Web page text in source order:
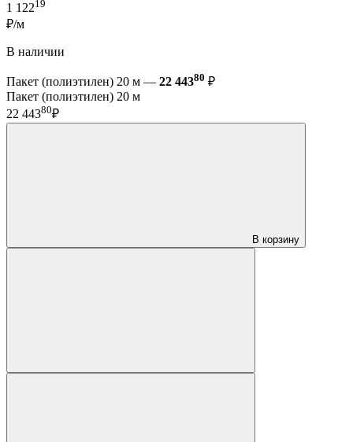
1 12219
₽/м
В наличии
Пакет (полиэтилен) 20 м — 22 44380 ₽
Пакет (полиэтилен) 20 м
22 44380₽
В корзину